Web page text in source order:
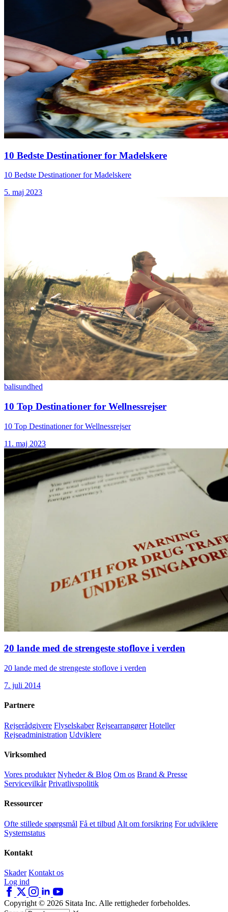
10 Bedste Destinationer for Madelskere
10 Bedste Destinationer for Madelskere
5. maj 2023
balisundhed
10 Top Destinationer for Wellnessrejser
10 Top Destinationer for Wellnessrejser
11. maj 2023
20 lande med de strengeste stoflove i verden
20 lande med de strengeste stoflove i verden
7. juli 2014
Partnere
Rejserådgivere Flyselskaber Rejsearrangører Hoteller
Rejseadministration Udviklere
Virksomhed
Vores produkter Nyheder & Blog Om os Brand & Presse
Servicevilkår Privatlivspolitik
Ressourcer
Ofte stillede spørgsmål Få et tilbud Alt om forsikring For udviklere
Systemstatus
Kontakt
Skader Kontakt os
Log ind
Copyright © 2026 Sitata Inc. Alle rettigheder forbeholdes.